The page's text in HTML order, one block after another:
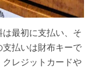
最初に支払い、そ
払いは財布キーで
レジットカードや